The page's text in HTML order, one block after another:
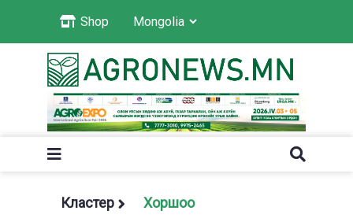
Shop
Кластер Хоршоо